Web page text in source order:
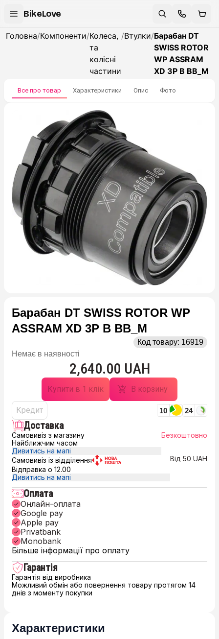
BikeLove
Головна/Компоненти/Колеса,
та
колісні
частини
/Втулки/Барабан DT
SWISS ROTOR
WP ASSRAM
XD 3P B BB_M
Все про товар Характеристики Опис Фото
Барабан DT SWISS ROTOR WP
ASSRAM XD 3P B BB_M
Код товару: 16919
Немає в наявності
2,640.00 UAH
Купити в 1 клік В корзину
Кредит 10 24
Доставка
Самовивіз з магазину
Найближчим часом
Дивитись на мапі
Безкоштовно
Самовивіз із відділення
Відправка о 12.00
Дивитись на мапі
Від 50 UAH
Оплата
Онлайн-оплата
Google pay
Apple pay
Privatbank
Monobank
Більше інформації про оплату
Гарантія
Гарантія від виробника
Можливий обмін або повернення товару протягом 14
днів з моменту покупки
Характеристики